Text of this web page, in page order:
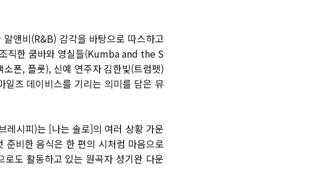
알앤비(R&B) 감각을 바탕으로 따스하고
직한 쿰바와 영실들(Kumba and the S
소폰, 플룻), 신예 연주자 김한빛(트럼펫)
일즈 데이비스를 기리는 의미를 담은 뮤
레시피)는 [나는 솔로]의 여러 상황 가운
준비한 음식은 한 편의 시처럼 마음으로
로도 활동하고 있는 원곡자 성기완 다운